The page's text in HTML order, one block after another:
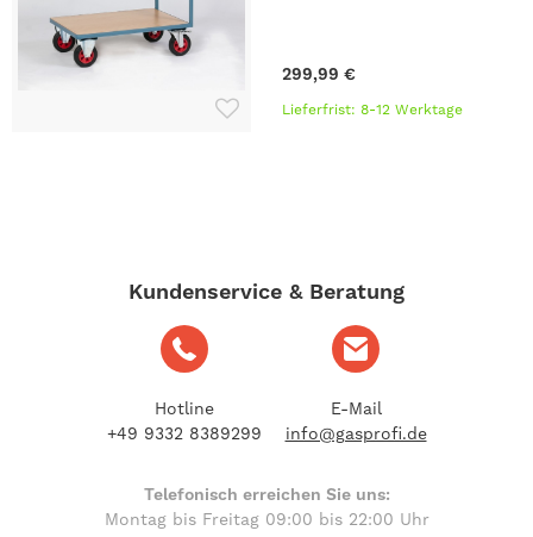
299,99 €
Lieferfrist: 8-12 Werktage
Kundenservice & Beratung
Hotline
+49 9332 8389299
E-Mail
info@gasprofi.de
Telefonisch erreichen Sie uns:
Montag bis Freitag 09:00 bis 22:00 Uhr